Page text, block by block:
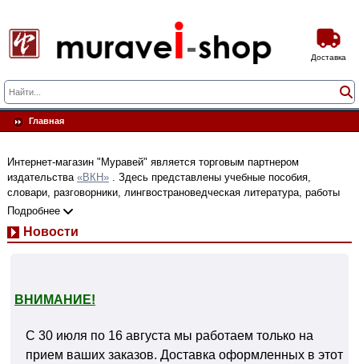
Доставка
Главная
Интернет-магазин "Муравей" является торговым партнером
издательства «ВКН» . Здесь представлены учебные пособия,
словари, разговорники, лингвострановедческая литература, работы
по востоковедению, вышедшие в «ВКН» и других профильных
"Метод обучающего чтения Ильи Франка"
Подробнее
Новости
ВНИМАНИЕ!
С 30 июля по 16 августа мы работаем только на
прием ваших заказов. Доставка оформленных в этот